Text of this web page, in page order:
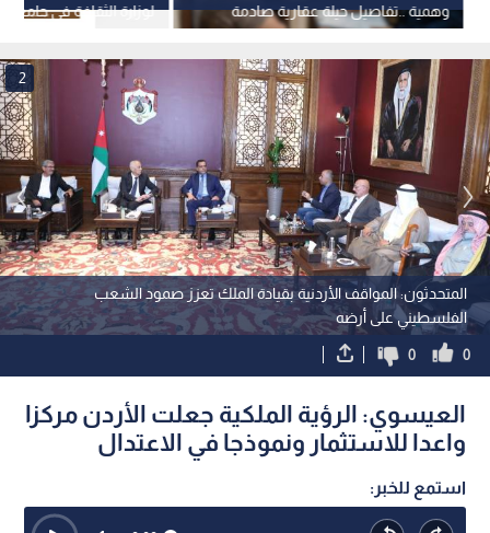
لوزارة الثقافة في جامعة
وهمية ..تفاصيل حيلة عقارية صادمة
في عمان
المتحدثون: المواقف الأردنية بقيادة الملك تعزز صمود الشعب
الفلسطيني على أرضه
2
0
0
العيسوي: الرؤية الملكية جعلت الأردن مركزا
واعدا للاستثمار ونموذجا في الاعتدال
استمع للخبر: